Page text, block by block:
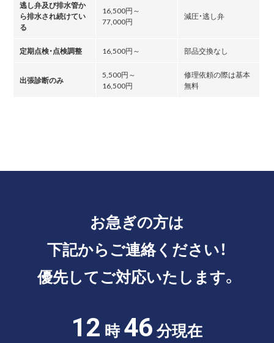
逃し弁及び排水管か
ら排水され続けてい
る
16,500円～
77,000円
減圧・逃し弁
定期点検・点検調整 16,500円～ 部品交換なし
出張診断のみ
5,500円～
16,500円
修理依頼の際は基本
無料
お急ぎの方は
下記からご連絡ください！
優先してご対応いたします。
12 時46分現在